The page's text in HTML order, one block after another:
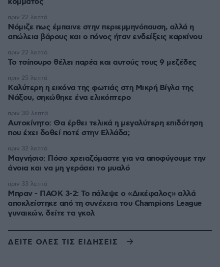
Νόμιζε πως έμπαινε στην περιεμμηνόπαυση, αλλά η
απώλεια βάρους και ο πόνος ήταν ενδείξεις καρκίνου
πριν 22 λεπτά
Το τσίπουρο θέλει παρέα και αυτούς τους 9 μεζέδες
πριν 22 λεπτά
Καλύτερη η εικόνα της φωτιάς στη Μικρή Βίγλα της
Νάξου, σηκώθηκε ένα ελικόπτερο
πριν 25 λεπτά
Αυτοκίνητο: Θα έρθει τελικά η μεγαλύτερη επιδότηση
που έχει δοθεί ποτέ στην Ελλάδα;
πριν 30 λεπτά
Μαγνήσιο: Πόσο χρειαζόμαστε για να αποφύγουμε την
άνοια και να μη γεράσει το μυαλό
πριν 32 λεπτά
Μπραν - ΠΑΟΚ 3-2: Το πάλεψε ο «Δικέφαλος» αλλά
αποκλείστηκε από τη συνέχεια του Champions League
γυναικών, δείτε τα γκολ
πριν 33 λεπτά
ΔΕΙΤΕ ΟΛΕΣ ΤΙΣ ΕΙΔΗΣΕΙΣ